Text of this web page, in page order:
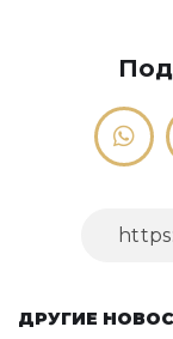
ДРУГИЕ